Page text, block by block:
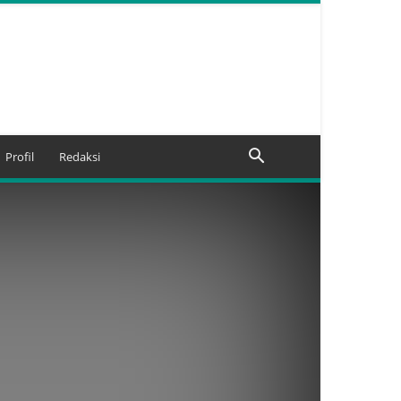
Profil Redaksi